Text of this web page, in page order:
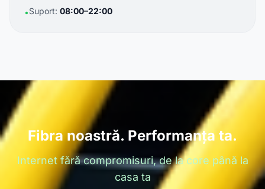
•Suport: 08:00–22:00
Fibra noastră. Performanța ta.
Internet fără compromisuri, de la core până la
casa ta